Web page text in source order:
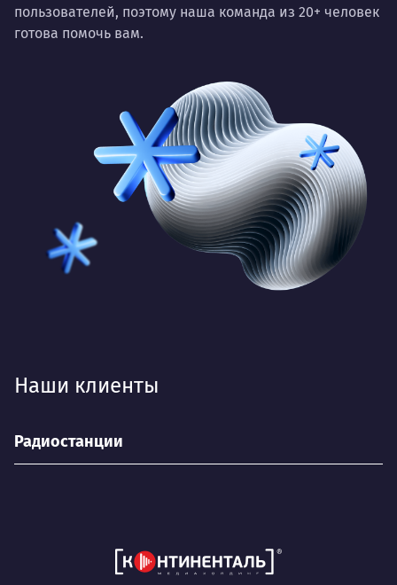
пользователей, поэтому наша команда из 20+ человек
готова помочь вам.
Наши клиенты
Радиостанции